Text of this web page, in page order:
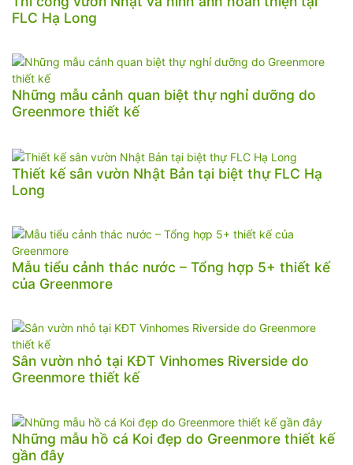
FLC Hạ Long
Những mẫu cảnh quan biệt thự nghỉ dưỡng do
Greenmore thiết kế
Thiết kế sân vườn Nhật Bản tại biệt thự FLC Hạ
Long
Mẫu tiểu cảnh thác nước – Tổng hợp 5+ thiết kế
của Greenmore
Sân vườn nhỏ tại KĐT Vinhomes Riverside do
Greenmore thiết kế
Những mẫu hồ cá Koi đẹp do Greenmore thiết kế
gần đây